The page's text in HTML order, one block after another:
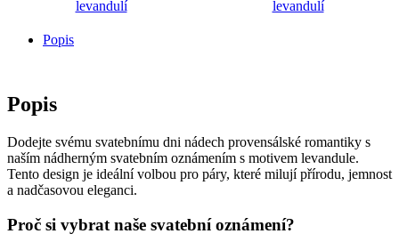
Popis
Popis
Dodejte svému svatebnímu dni nádech provensálské romantiky s
naším nádherným svatebním oznámením s motivem levandule.
Tento design je ideální volbou pro páry, které milují přírodu, jemnost
a nadčasovou eleganci.
Proč si vybrat naše svatební oznámení?